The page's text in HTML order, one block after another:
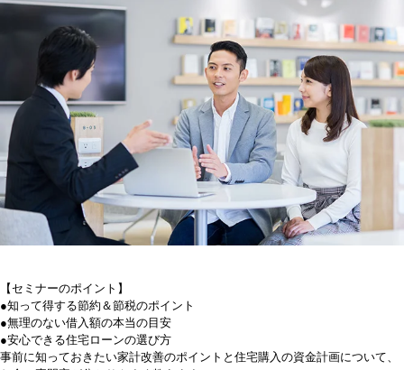
【セミナーのポイント】
●知って得する節約＆節税のポイント
●無理のない借入額の本当の目安
●安心できる住宅ローンの選び方
事前に知っておきたい家計改善のポイントと住宅購入の資金計画について、